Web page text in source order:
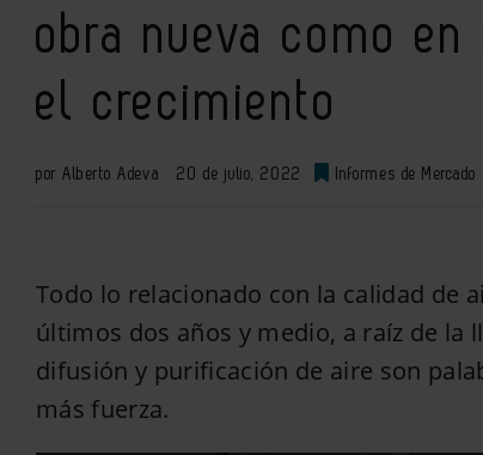
obra nueva como
el crecimiento
por Alberto Adeva 20 de julio, 2022 Informes de Mercado
Todo lo relacionado con la calidad de
últimos dos años y medio, a raíz de la
difusión y purificación de aire son
más fuerza.